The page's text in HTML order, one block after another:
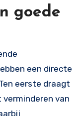
goede
een directe
eerste draagt
verminderen van